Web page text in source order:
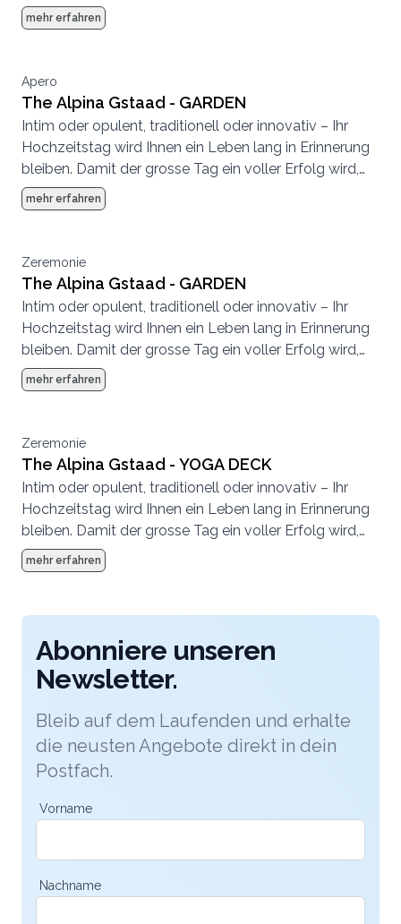
achten wir bei der Planung auf höchste Qualität und
kleinste Details. Das Expertenteam vom The Alpina
Seite.
mehr erfahren
Apero
The Alpina Gstaad - GARDEN
Intim oder opulent, traditionell oder innovativ – Ihr
Hochzeitstag wird Ihnen ein Leben lang in Erinnerung
bleiben. Damit der grosse Tag ein voller Erfolg wird,
achten wir bei der Planung auf höchste Qualität und
kleinste Details. Das Expertenteam vom The Alpina
Seite.
mehr erfahren
Zeremonie
The Alpina Gstaad - GARDEN
Intim oder opulent, traditionell oder innovativ – Ihr
Hochzeitstag wird Ihnen ein Leben lang in Erinnerung
bleiben. Damit der grosse Tag ein voller Erfolg wird,
achten wir bei der Planung auf höchste Qualität und
kleinste Details. Das Expertenteam vom The Alpina
Seite.
mehr erfahren
Zeremonie
The Alpina Gstaad - YOGA DECK
Intim oder opulent, traditionell oder innovativ – Ihr
Hochzeitstag wird Ihnen ein Leben lang in Erinnerung
bleiben. Damit der grosse Tag ein voller Erfolg wird,
achten wir bei der Planung auf höchste Qualität und
kleinste Details. Das Expertenteam vom The Alpina
Seite.
mehr erfahren
Abonniere unseren
Newsletter.
Bleib auf dem Laufenden und erhalte
die neusten Angebote direkt in dein
Postfach.
Vorname
Nachname